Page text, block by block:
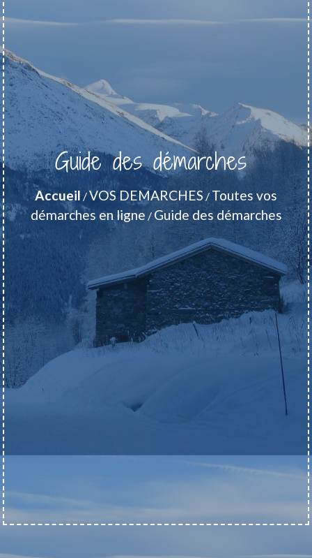
Guide des démarches
Accueil /VOS DEMARCHES / Toutes vos
démarches en ligne / Guide des démarches